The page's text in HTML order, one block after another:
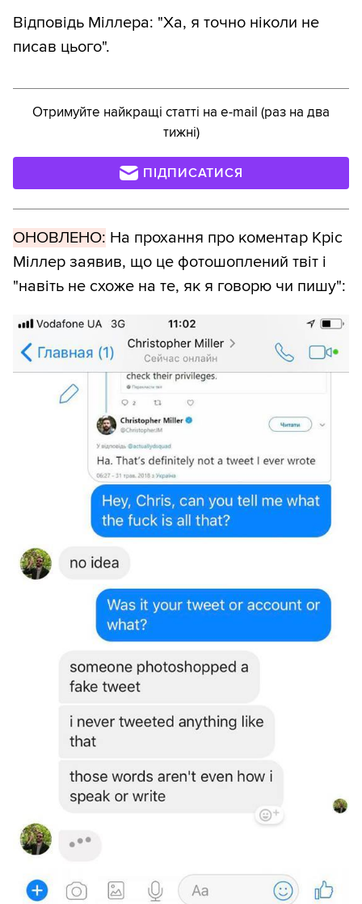
Відповідь Міллера: "Ха, я точно ніколи не
писав цього".
Отримуйте найкращі статті на e-mail (раз на два
тижні)
ПІДПИСАТИСЯ
ОНОВЛЕНО: На прохання про коментар Кріс
Міллер заявив, що це фотошоплений твіт і
"навіть не схоже на те, як я говорю чи пишу":